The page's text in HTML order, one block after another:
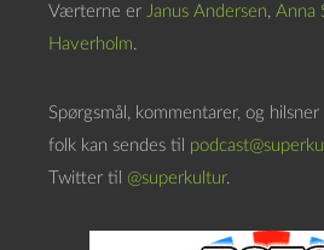
Værterne er Janus Andersen, Anna
Haverholm.
Spørgsmål, kommentarer, og
folk kan sendes til
Twitter til @superkultur.